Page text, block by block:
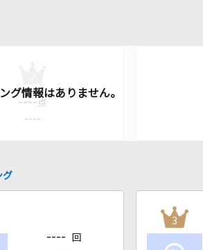
---- 点
----
グ
---- 回
3